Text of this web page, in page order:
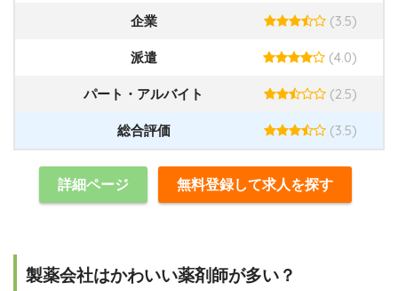
企業 (3.5)
派遣 (4.0)
パート・アルバイト (2.5)
総合評価 (3.5)
詳細ページ 無料登録して求人を探す
製薬会社はかわいい薬剤師が多い？